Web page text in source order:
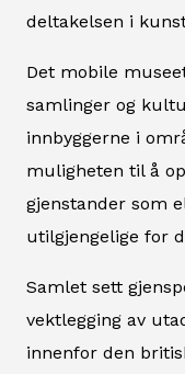
deltakelsen i
Det mobile
samlinger og
innbyggerne i
muligheten til å
gjenstander som
utilgjengelige for
Samlet sett
vektlegging av
innenfor den